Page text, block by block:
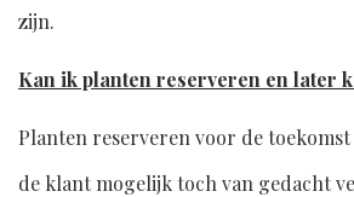
zijn.
Kan ik planten reserveren en later
Planten reserveren voor de
de klant mogelijk toch van gedacht